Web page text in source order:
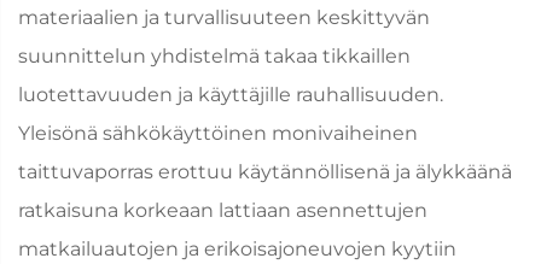
materiaalien ja turvallisuuteen keskittyvän
suunnittelun yhdistelmä takaa tikkaillen
luotettavuuden ja käyttäjille rauhallisuuden.
Yleisönä sähkökäyttöinen monivaiheinen
taittuvaporras erottuu käytännöllisenä ja älykkäänä
ratkaisuna korkeaan lattiaan asennettujen
matkailuautojen ja erikoisajoneuvojen kyytiin